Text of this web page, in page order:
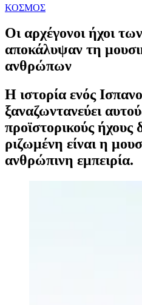
ΚΟΣΜΟΣ
Οι αρχέγονοι ήχοι
αποκάλυψαν τη
ανθρώπων
Η ιστορία ενός
ξαναζωντανεύει
προϊστορικούς ήχους
ριζωμένη είναι η
ανθρώπινη εμπειρία.